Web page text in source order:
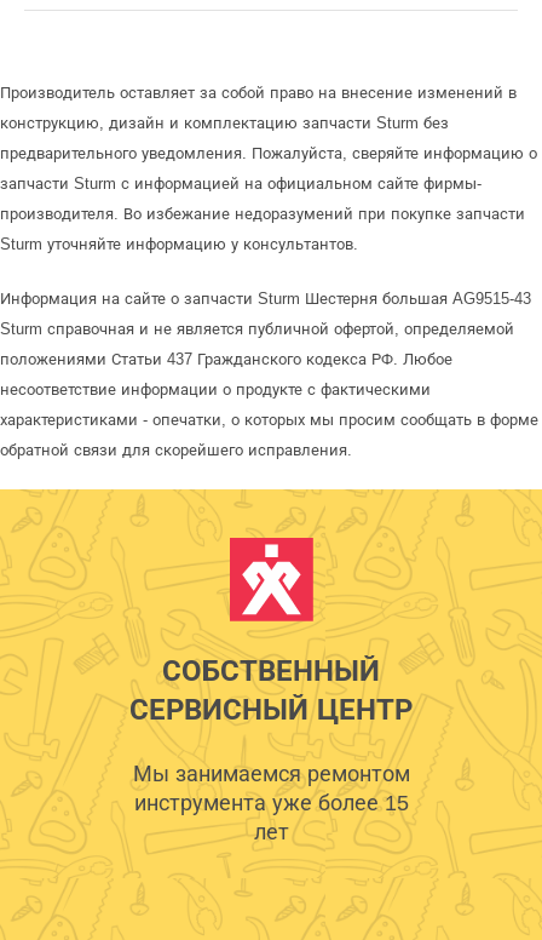
Производитель оставляет за собой право на внесение изменений в
конструкцию, дизайн и комплектацию запчасти Sturm без
предварительного уведомления. Пожалуйста, сверяйте информацию о
запчасти Sturm с информацией на официальном сайте фирмы-
производителя. Во избежание недоразумений при покупке запчасти
Sturm уточняйте информацию у консультантов.
Информация на сайте о запчасти Sturm Шестерня большая AG9515-43
Sturm справочная и не является публичной офертой, определяемой
положениями Статьи 437 Гражданского кодекса РФ. Любое
несоответствие информации о продукте с фактическими
характеристиками - опечатки, о которых мы просим сообщать в форме
обратной связи для скорейшего исправления.
СОБСТВЕННЫЙ
СЕРВИСНЫЙ ЦЕНТР
Мы занимаемся ремонтом
инструмента уже более 15
лет